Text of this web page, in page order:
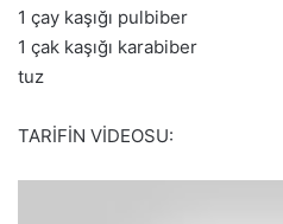
1 çay kaşığı pulbiber
1 çak kaşığı karabiber
tuz
TARİFİN VİDEOSU: